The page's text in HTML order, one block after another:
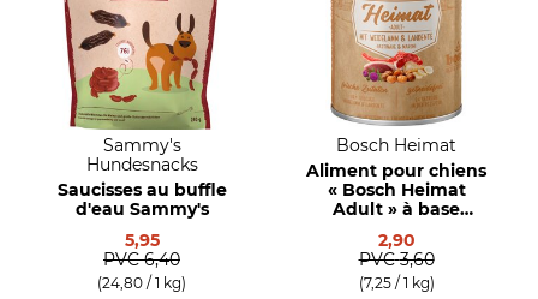
Sammy's
Hundesnacks
Saucisses au buffle
d'eau Sammy's
5,95
PVC 6,40
(24,80 / 1 kg)
Bosch Heimat
Aliment pour chiens
« Bosch Heimat
Adult » à base
pâturage et de
canard de
campagne
2,90
PVC 3,60
(7,25 / 1 kg)